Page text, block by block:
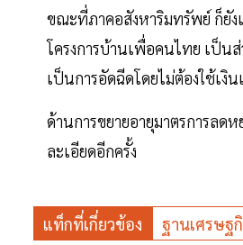
ขณะที่ภาคอสังหาริมทรัพย์ ก็ยัง
โครงการบ้านเพื่อคนไทย เป็น
เป็นการอัดฉีดโดยไม่ต้องใช้เงิน
ด้านการขยายอายุมาตรการลด
ละเอียดอีกครั้ง
แท็กที่เกี่ยวข้อง ฐานเศรษฐ